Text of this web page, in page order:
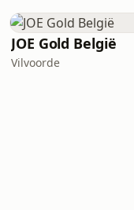
JOE Gold België
Vilvoorde